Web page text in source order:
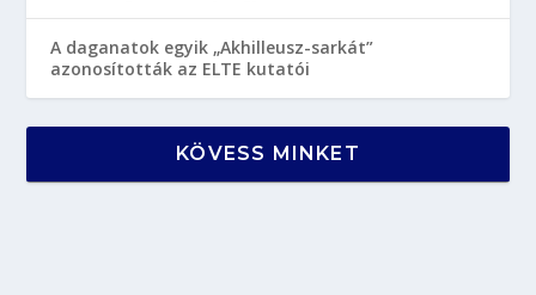
A daganatok egyik „Akhilleusz-sarkát”
azonosították az ELTE kutatói
KÖVESS MINKET